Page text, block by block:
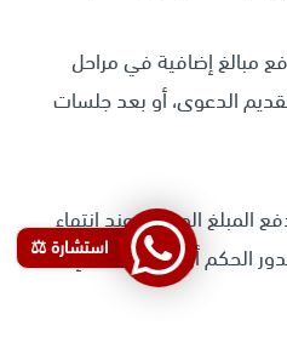
مبالغ إضافية في مراحل
الدعوى، أو بعد جلسات
المبلغ المتبقي عند انتهاء
الحكم أو بعد التوصل إلى
استشارة ⚖️